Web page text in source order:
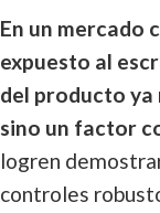
En un mercado
expuesto al
del producto ya
sino un factor
logren
controles